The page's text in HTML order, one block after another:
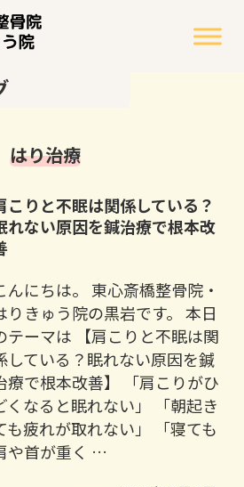
はり治療
こりと不眠は関係している？
れない原因を鍼治療で根本改
んにちは。 東心斎橋整骨院・
りきゅう院の黒岩です。 本日
テーマは 【肩こりと不眠は関
している？眠れない原因を鍼
療で根本改善】 「肩こりがひ
くなると眠れない」 「朝起き
も疲れが取れない」 「寝ても
や首が重く …